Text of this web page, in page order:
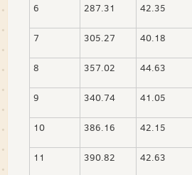
6 287.31 42.35
7 305.27 40.18
8 357.02 44.63
9 340.74 41.05
10 386.16 42.15
11 390.82 42.63